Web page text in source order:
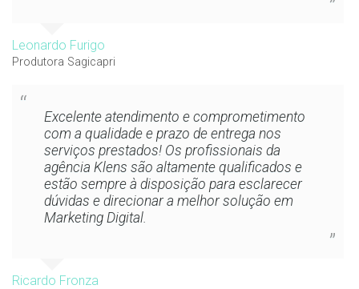
Leonardo Furigo
Produtora Sagicapri
Excelente atendimento e comprometimento
com a qualidade e prazo de entrega nos
serviços prestados! Os profissionais da
agência Klens são altamente qualificados e
estão sempre à disposição para esclarecer
dúvidas e direcionar a melhor solução em
Marketing Digital.
Ricardo Fronza